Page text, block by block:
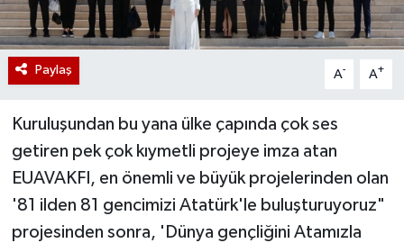
Paylaş A- A+
Kuruluşundan bu yana ülke çapında çok ses
getiren pek çok kıymetli projeye imza atan
EUAVAKFI, en önemli ve büyük projelerinden olan
'81 ilden 81 gencimizi Atatürk'le buluşturuyoruz"
projesinden sonra, 'Dünya gençliğini Atamızla